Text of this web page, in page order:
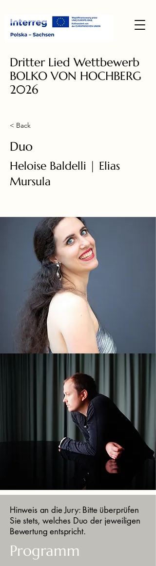
Dritter Lied Wettbewerb
BOLKO VON HOCHBERG
2026
< Back
Duo
Heloise Baldelli | Elias
Mursula
Hinweis an die Jury: Bitte überprüfen
Sie stets, welches Duo der jeweiligen
Bewertung entspricht.
Programm